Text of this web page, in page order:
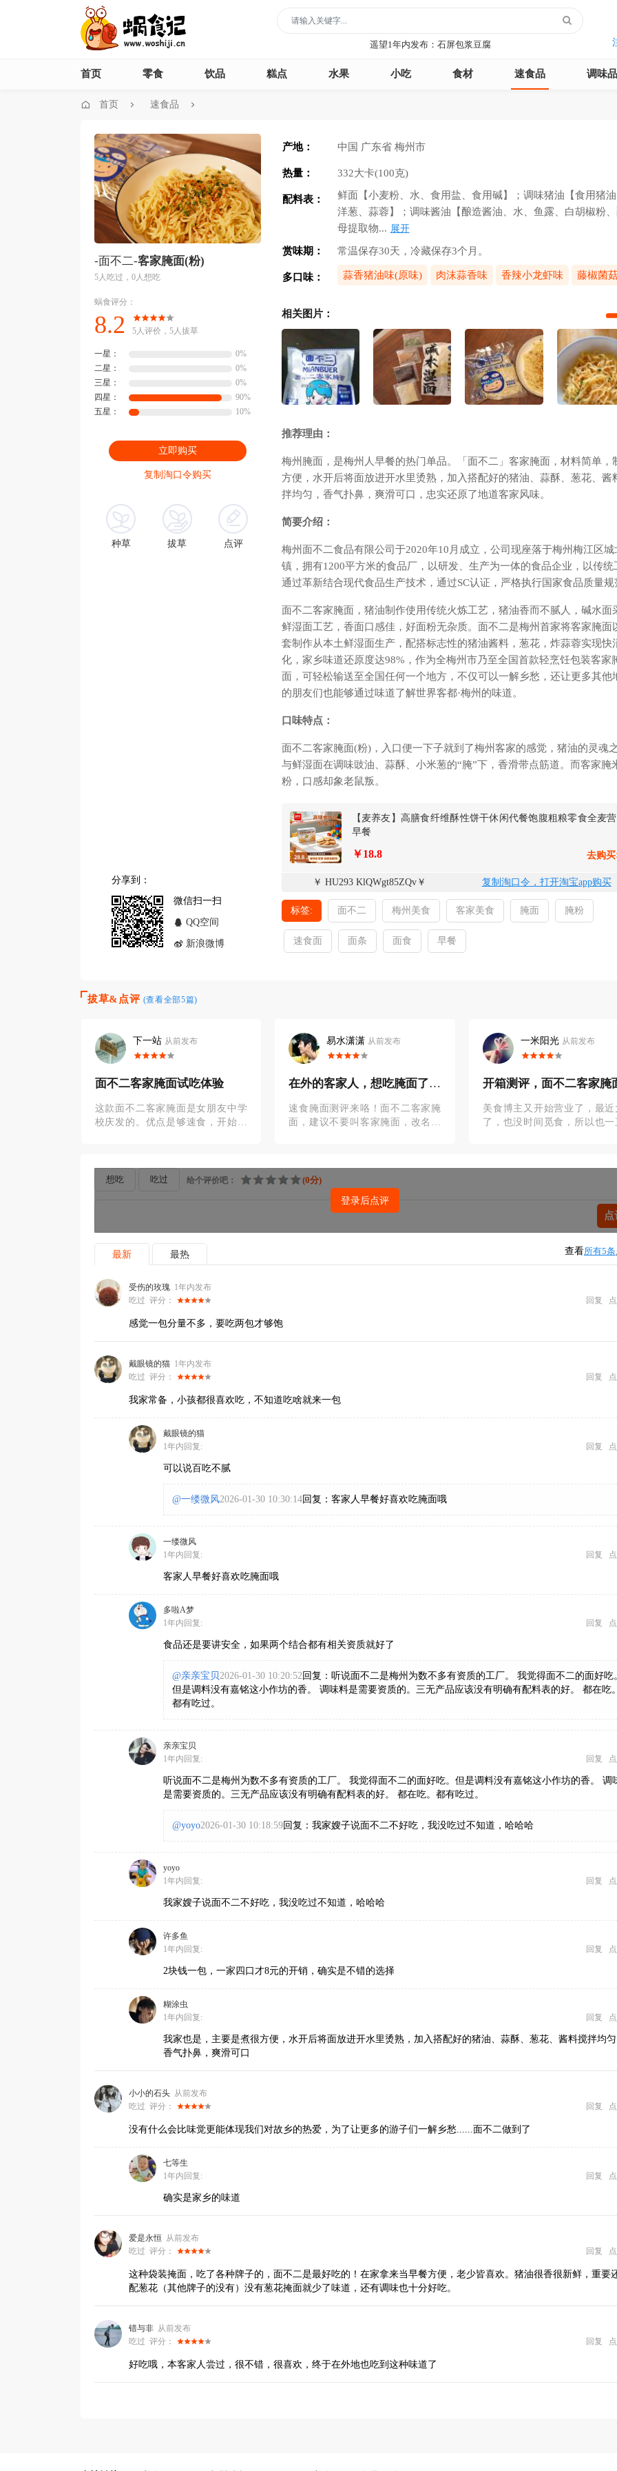
遥望1年内发布：石屏包浆豆腐
云散说再见1年内发布：红宝石鲜奶小方
首页 零食 饮品 糕点 水果 小吃 食材 速食品 调味品
首页 速食品
-面不二-客家腌面(粉)
5人吃过，0人想吃
蜗食评分：
8.2 5人评价，5人拔草
一星：
0%
二星：
0%
三星：
0%
四星：
90%
五星：
10%
立即购买
复制淘口令购买
种草 拔草 点评
分享到：
微信扫一扫
QQ空间
新浪微博
产地： 中国 广东省 梅州市
热量： 332大卡(100克)
配料表：
鲜面【小麦粉、水、食用盐、食用碱】；调味猪油【食用猪油
洋葱、蒜蓉】；调味酱油【酿造酱油、水、鱼露、白胡椒粉
母提取物... 展开
赏味期： 常温保存30天，冷藏保存3个月。
多口味： 蒜香猪油味(原味) 肉沫蒜香味 香辣小龙虾味 藤椒菌
相关图片：
推荐理由：
梅州腌面，是梅州人早餐的热门单品。「面不二」客家腌面，材料简单，
方便，水开后将面放进开水里烫熟，加入搭配好的猪油、蒜酥、葱花、酱
拌均匀，香气扑鼻，爽滑可口，忠实还原了地道客家风味。
简要介绍：
梅州面不二食品有限公司于2020年10月成立，公司现座落于梅州梅江区城
镇，拥有1200平方米的食品厂，以研发、生产为一体的食品企业，以传统
通过革新结合现代食品生产技术，通过SC认证，严格执行国家食品质量规
面不二客家腌面，猪油制作使用传统火炼工艺，猪油香而不腻人，碱水面
鲜湿面工艺，香面口感佳，好面粉无杂质。面不二是梅州首家将客家腌面
套制作从本土鲜湿面生产，配搭标志性的猪油酱料，葱花，炸蒜蓉实现快
化，家乡味道还原度达98%，作为全梅州市乃至全国首款轻烹饪包装客家
面，可轻松输送至全国任何一个地方，不仅可以一解乡愁，还让更多其他
的朋友们也能够通过味道了解世界客都·梅州的味道。
口味特点：
面不二客家腌面(粉)，入口便一下子就到了梅州客家的感觉，猪油的灵魂
与鲜湿面在调味豉油、蒜酥、小米葱的“腌”下，香滑带点筋道。而客家腌
粉，口感却象老鼠叛。
【麦养友】高膳食纤维酥性饼干休闲代餐饱腹粗粮零食全麦
早餐
￥18.8 去购
￥ HU293 KlQWgt85ZQv￥ 复制淘口令，打开淘宝app购买
标签: 面不二 梅州美食 客家美食 腌面 腌粉
速食面 面条 面食 早餐
拔草&点评 (查看全部5篇)
下一站 从前发布
面不二客家腌面试吃体验
这款面不二客家腌面是女朋友中学
校庆发的。优点是够速食，开始煮
易水潇潇 从前发布
​在外的客家人，想吃腌面了怎
速食腌面测评来咯！面不二客家腌
面，建议不要叫客家腌面，改名猪
一米阳光 从前发布
开箱测评，面不二客家腌
美食博主又开始营业了，最近
了，也没时间觅食，所以也一